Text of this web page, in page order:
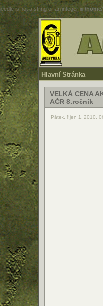
is not a string or an integer in/
Hlavní Stránka
VELKÁ CENA
AČR 8.ročník
Pátek, říjen 1, 2010,